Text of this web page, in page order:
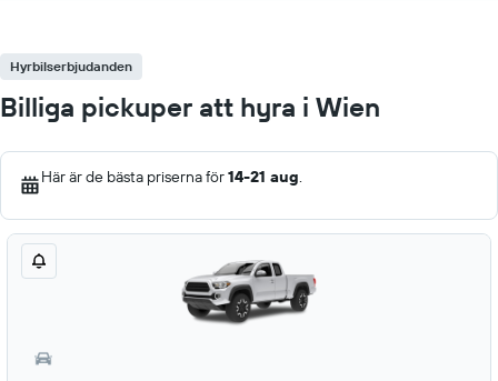
Hyrbilserbjudanden
Billiga pickuper att hyra i Wien
Här är de bästa priserna för14-21 aug.